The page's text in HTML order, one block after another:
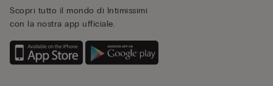
Scopri tutto il mondo di Intimissimi
con la nostra app ufficiale.